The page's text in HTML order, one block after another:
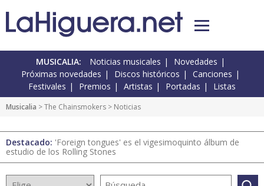
MUSICALIA: Noticias musicales
Novedades
Próximas novedades
Discos históricos
Canciones
Festivales
Premios Artistas Portadas Listas
Musicalia >The Chainsmokers > Noticias
Destacado: 'Foreign tongues' es el vigesimoquinto álbum de
estudio de los Rolling Stones